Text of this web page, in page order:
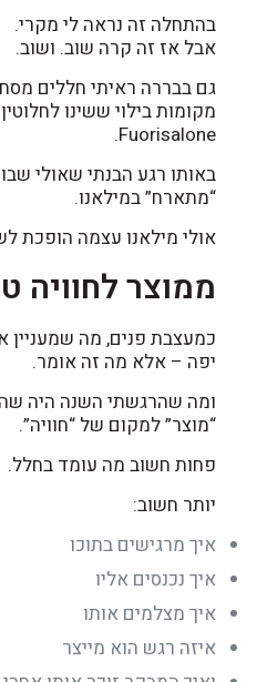
בהתחלה זה נראה לי מקרי.
אבל אז זה קרה שוב. ושוב.
גם בבררה ראיתי חללים
מקומות בילוי ששינו
Fuorisalone.
באותו רגע הבנתי שאולי
“מתארח” במילאנו.
אולי מילאנו עצמה הופכת
ממוצר לחוויה
כמעצבת פנים, מה
יפה – אלא מה זה אומר.
ומה שהרגשתי השנה היה
“מוצר” למקום של “חוויה”.
פחות חשוב מה עומד בחלל.
יותר חשוב:
איך מרגישים בתוכו
איך נכנסים אליו
איך מצלמים אותו
איזה רגש הוא מייצר